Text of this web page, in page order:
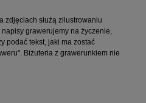
zdjęciach służą zilustrowaniu
grawerujemy na życzenie,
podać tekst, jaki ma zostać
Biżuteria z grawerunkiem nie